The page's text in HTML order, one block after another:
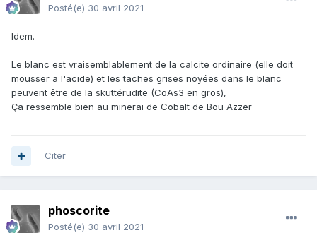
Posté(e) 30 avril 2021
Idem.
Le blanc est vraisemblablement de la calcite ordinaire (elle doit
mousser a l'acide) et les taches grises noyées dans le blanc
peuvent être de la skuttérudite (CoAs3 en gros),
Ça ressemble bien au minerai de Cobalt de Bou Azzer
Citer
phoscorite
Posté(e) 30 avril 2021